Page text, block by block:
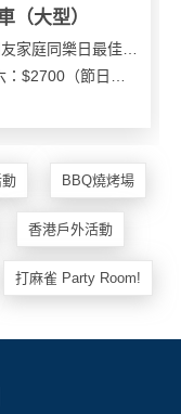
（大型）
BBQ燒烤場
香港戶外活動
打麻雀 Party Room!